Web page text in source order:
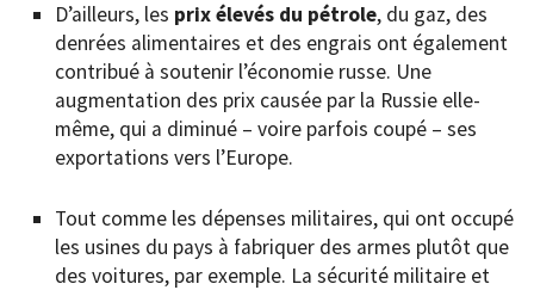
D’ailleurs, les prix élevés du pétrole, du gaz, des
denrées alimentaires et des engrais ont également
contribué à soutenir l’économie russe. Une
augmentation des prix causée par la Russie elle-
même, qui a diminué – voire parfois coupé – ses
exportations vers l’Europe.
Tout comme les dépenses militaires, qui ont occupé
les usines du pays à fabriquer des armes plutôt que
des voitures, par exemple. La sécurité militaire et